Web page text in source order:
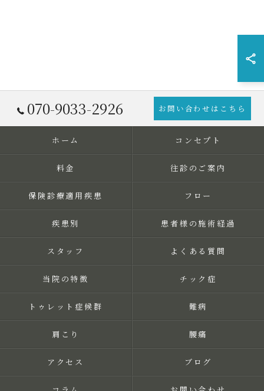
070-9033-2926 お問い合わせはこちら
ホーム コンセプト
料金 往診のご案内
保険診療適用疾患 フロー
疾患別 患者様の施術経過
スタッフ よくある質問
当院の特徴 チック症
トゥレット症候群 難病
肩こり 腰痛
アクセス ブログ